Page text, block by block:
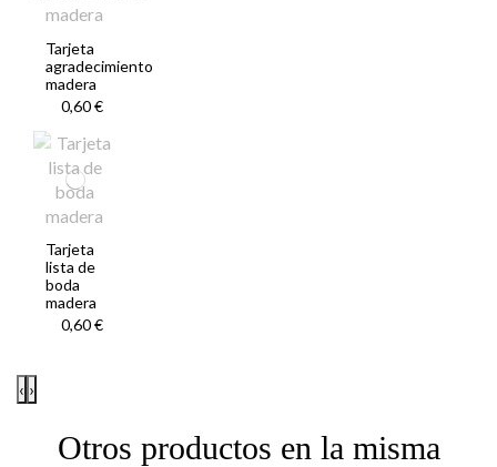
Tarjeta
agradecimiento
madera
0,60 €
Tarjeta
lista de
boda
madera
0,60 €
‹ ›
Otros productos en la misma